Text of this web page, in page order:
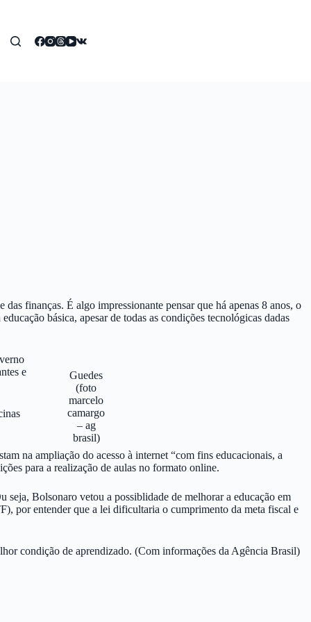
finanças. É algo impressionante pensar que há apenas 8 anos, o
básica, apesar de todas as condições tecnológicas dadas
Guedes
(foto
marcelo
camargo
– ag
brasil)
e
na ampliação do acesso à internet “com fins educacionais, a
para a realização de aulas no formato online.
seja, Bolsonaro vetou a possiblidade de melhorar a educação em
por entender que a lei dificultaria o cumprimento da meta fiscal e
condição de aprendizado. (Com informações da Agência Brasil)